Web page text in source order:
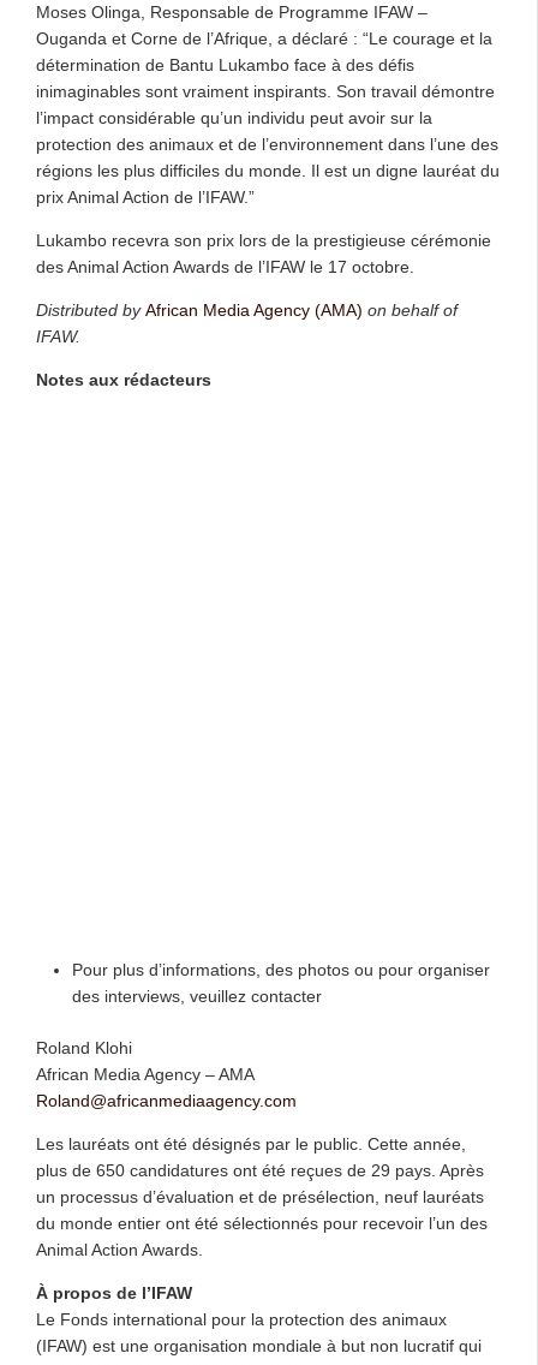
Moses Olinga, Responsable de Programme IFAW –
Ouganda et Corne de l’Afrique, a déclaré : “Le courage et la
détermination de Bantu Lukambo face à des défis
inimaginables sont vraiment inspirants. Son travail démontre
l’impact considérable qu’un individu peut avoir sur la
protection des animaux et de l’environnement dans l’une des
régions les plus difficiles du monde. Il est un digne lauréat du
prix Animal Action de l’IFAW.”
Lukambo recevra son prix lors de la prestigieuse cérémonie
des Animal Action Awards de l’IFAW le 17 octobre.
Distributed byAfrican Media Agency (AMA) on behalf of
IFAW.
Notes aux rédacteurs
Pour plus d’informations, des photos ou pour organiser
des interviews, veuillez contacter
Roland Klohi
African Media Agency – AMA
Roland@africanmediaagency.com
Les lauréats ont été désignés par le public. Cette année,
plus de 650 candidatures ont été reçues de 29 pays. Après
un processus d’évaluation et de présélection, neuf lauréats
du monde entier ont été sélectionnés pour recevoir l’un des
Animal Action Awards.
À propos de l’IFAW
Le Fonds international pour la protection des animaux
(IFAW) est une organisation mondiale à but non lucratif qui